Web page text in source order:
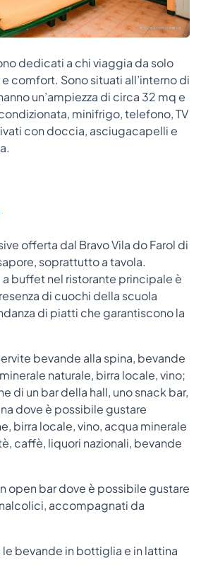
dedicati a chi viaggia da solo
comfort. Sono situati all’interno di
un’ampiezza di circa 32 mq e
minifrigo, telefono, TV
con doccia, asciugacapelli e
offerta dal Bravo Vila do Farol di
soprattutto a tavola.
buffet nel ristorante principale è
di cuochi della scuola
di piatti che garantiscono la
bevande alla spina, bevande
naturale, birra locale, vino;
di un bar della hall, uno snack bar,
dove è possibile gustare
birra locale, vino, acqua minerale
caffè, liquori nazionali, bevande
open bar dove è possibile gustare
accompagnati da
bevande in bottiglia e in lattina